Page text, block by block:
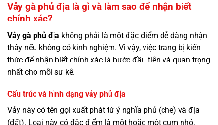
Vảy gà phủ địa là gì và làm sao để nhận biết
chính xác?
Vảy gà phủ địa không phải là một đặc điểm dễ dàng nhận
thấy nếu không có kinh nghiệm. Vì vậy, việc trang bị kiến
thức để nhận biết chính xác là bước đầu tiên và quan trọng
nhất cho mỗi sư kê.
Cấu trúc và hình dạng vảy phủ địa
Vảy này có tên gọi xuất phát từ ý nghĩa phủ (che) và địa
(đất). Loại này có đặc điểm là một hoặc một cụm nhỏ,